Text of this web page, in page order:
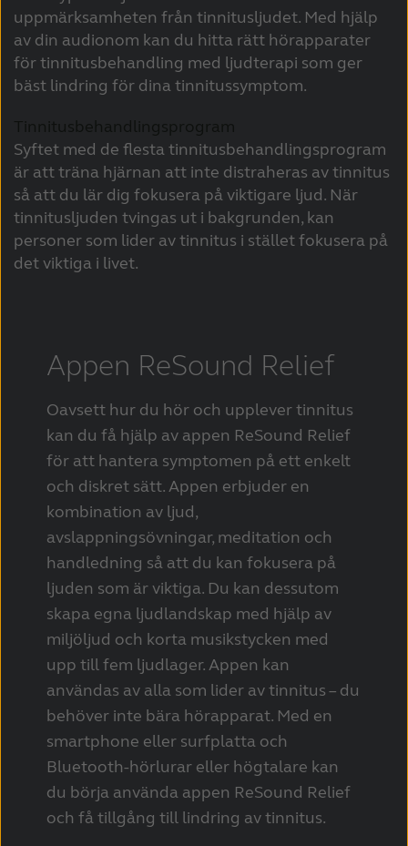
uppmärksamheten från tinnitusljudet. Med hjälp
av din audionom kan du hitta rätt hörapparater
för tinnitusbehandling med ljudterapi som ger
bäst lindring för dina tinnitussymptom.
Tinnitusbehandlingsprogram
Syftet med de flesta tinnitusbehandlingsprogram
är att träna hjärnan att inte distraheras av tinnitus
så att du lär dig fokusera på viktigare ljud. När
tinnitusljuden tvingas ut i bakgrunden, kan
personer som lider av tinnitus i stället fokusera på
det viktiga i livet.
Appen ReSound Relief
Oavsett hur du hör och upplever tinnitus
kan du få hjälp av appen ReSound Relief
för att hantera symptomen på ett enkelt
och diskret sätt. Appen erbjuder en
kombination av ljud,
avslappningsövningar, meditation och
handledning så att du kan fokusera på
ljuden som är viktiga. Du kan dessutom
skapa egna ljudlandskap med hjälp av
miljöljud och korta musikstycken med
upp till fem ljudlager. Appen kan
användas av alla som lider av tinnitus – du
behöver inte bära hörapparat. Med en
smartphone eller surfplatta och
Bluetooth-hörlurar eller högtalare kan
du börja använda appen ReSound Relief
och få tillgång till lindring av tinnitus.